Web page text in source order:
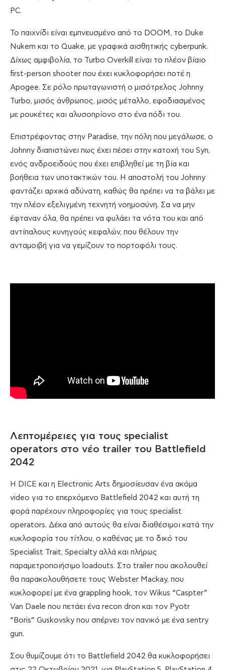
PC.
Το παιχνίδι είναι εμπνευσμένο από το DOOM, το Duke
Nukem και το Quake, με γραφικά αισθητικής cyberpunk.
Δίχως αμφιβολία, το Turbo Overkill είναι το πλέον βίαιο
first-person shooter που έχει κυκλοφορήσει ποτέ η
Apogee. Σε ρόλο πρωταγωνιστή ο μισότρελος Johnny
Turbo, μισός άνθρωπος, μισός μέταλλο, εφοδιασμένος
με ρουκέτες και αλυσοπρίονο στο ένα πόδι του.
Επιστρέφοντας στην Paradise, την πόλη που μεγάλωσε, ο
Johnny διαπιστώνει πως έχει πέσει στην κατοχή του Syn,
ενός ανδροειδούς που έχει επιβληθεί με τη βία και
βοήθεια των υποτακτικών του. Η αποστολή του Johnny
φαντάζει αρχικά αδύνατη, καθώς θα πρέπει να τα βάλει με
την πλέον εξελιγμένη τεχνητή νοημοσύνη. Σα να μην
έφταναν όλα, θα πρέπει να φυλάει τα νότα του και από
αντίπαλους κυνηγούς κεφαλών, που θέλουν την
ανταμοιβή για να γεμίζουν το πορτοφόλι τους.
Λεπτομέρειες για τους specialist
operators στο νέο trailer του Battlefield
2042
Η DICE και η Electronic Arts δημοσίευσαν ένα ακόμα
video για το επερχόμενο Battlefield 2042 και αυτή τη
φορά παρέχουν πληροφορίες για τους specialist
operators. Δέκα από αυτούς θα είναι διαθέσιμοι κατά την
κυκλοφορία του τίτλου, ο καθένας με το δικό του
Specialist Trait, Specialty αλλά και πλήρως
παραμετροποιήσιμο loadouts. Στο trailer που ακολουθεί
θα παρακολουθήσετε τους Webster Mackay, που
κυκλοφορεί με ένα grappling hook, τον Wikus “Caspter”
Van Daele που πετάει ένα recon dron και τον Pyotr
“Boris” Guskovsky που σπέρνει τον πανικό με ένα sentry
gun.
Σου θυμίζουμε ότι το Battlefield 2042 θα κυκλοφορήσει